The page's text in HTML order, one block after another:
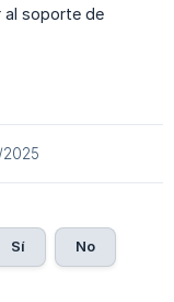
al soporte de
Sí No